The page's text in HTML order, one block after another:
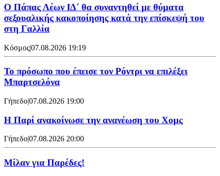
Ο Πάπας Λέων ΙΔ΄ θα συναντηθεί με θύματα
σεξουαλικής κακοποίησης κατά την επίσκεψή του
στη Γαλλία
Κόσμος|07.08.2026 19:19
Το πρόσωπο που έπεισε τον Ρόντρι να επιλέξει
Μπαρτσελόνα
Γήπεδο|07.08.2026 19:00
Η Παρί ανακοίνωσε την ανανέωση του Χομς
Γήπεδο|07.08.2026 20:00
Μίλαν για Παρέδες!